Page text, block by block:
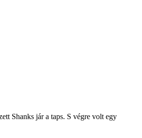
Shanks jár a taps. S végre volt egy